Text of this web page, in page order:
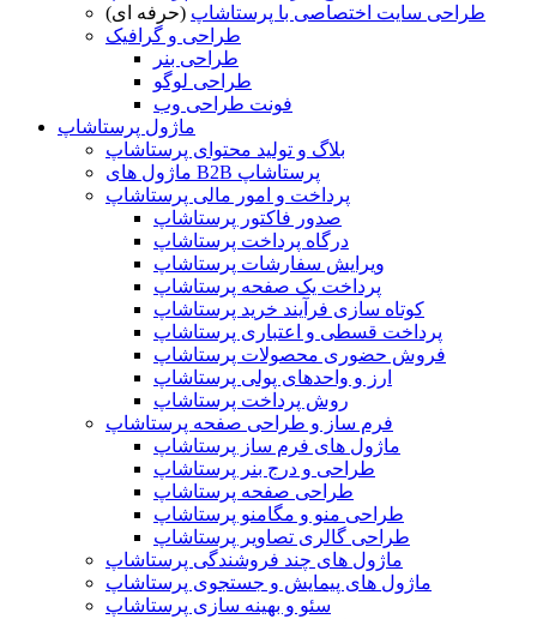
طراحی سایت اختصاصی با پرستاشاپ (حرفه ای)
طراحی و گرافیک
طراحی بنر
طراحی لوگو
فونت طراحی وب
ماژول پرستاشاپ
بلاگ و تولید محتوای پرستاشاپ
ماژول های B2B پرستاشاپ
پرداخت و امور مالی پرستاشاپ
صدور فاکتور پرستاشاپ
درگاه پرداخت پرستاشاپ
ویرایش سفارشات پرستاشاپ
پرداخت یک صفحه پرستاشاپ
کوتاه سازی فرآیند خرید پرستاشاپ
پرداخت قسطی و اعتباری پرستاشاپ
فروش حضوری محصولات پرستاشاپ
ارز و واحدهای پولی پرستاشاپ
روش پرداخت پرستاشاپ
فرم ساز و طراحی صفحه پرستاشاپ
ماژول های فرم ساز پرستاشاپ
طراحی و درج بنر پرستاشاپ
طراحی صفحه پرستاشاپ
طراحی منو و مگامنو پرستاشاپ
طراحی گالری تصاویر پرستاشاپ
ماژول های چند فروشندگی پرستاشاپ
ماژول های پیمایش و جستجوی پرستاشاپ
سئو و بهینه سازی پرستاشاپ